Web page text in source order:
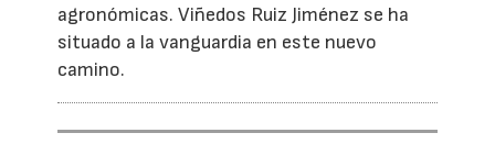
agronómicas. Viñedos Ruiz Jiménez se ha
situado a la vanguardia en este nuevo
camino.